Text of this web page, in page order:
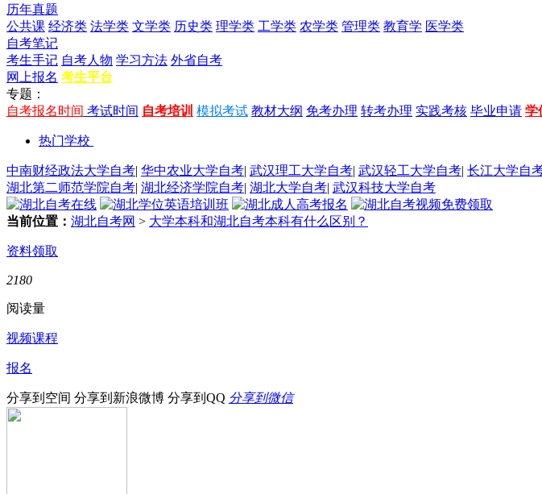
历年真题
公共课 经济类 法学类 文学类 历史类 理学类 工学类 农学类 管理类 教育学 医学类
自考笔记
考生手记 自考人物 学习方法 外省自考
网上报名 考生平台
专题：
自考报名时间 考试时间 自考培训 模拟考试 教材大纲 免考办理 转考办理 实践考核 毕业申请 学
热门学校
中南财经政法大学自考| 华中农业大学自考| 武汉理工大学自考| 武汉轻工大学自考| 长江大学自
湖北第二师范学院自考| 湖北经济学院自考| 湖北大学自考| 武汉科技大学自考
当前位置： 湖北自考网 > 大学本科和湖北自考本科有什么区别？
资料领取
2180
阅读量
视频课程
报名
分享到空间 分享到新浪微博 分享到QQ 分享到微信